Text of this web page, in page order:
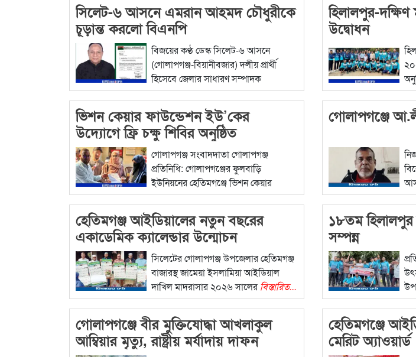
সিলেট-৬ আসনে এমরান আহমদ চৌধুরীকে
চূড়ান্ত করলো বিএনপি
বিজয়ের কণ্ঠ ডেস্ক সিলেট-৬ আসনে
(গোলাপগঞ্জ-বিয়ানীবজার) দলীয় প্রার্থী
হিসেবে জেলার সাধারণ সম্পাদক
বিস্তারিত...
হিলালপুর-দক্ষিণ
উদ্বোধন
ভিশন কেয়ার ফাউন্ডেশন ইউ’কের
উদ্যোগে ফ্রি চক্ষু শিবির অনুষ্ঠিত
গোলাপগঞ্জ সংবাদদাতা গোলাপগঞ্জ
প্রতিনিধি: গোলাপগঞ্জের ফুলবাড়ি
ইউনিয়নের হেতিমগঞ্জে ভিশন কেয়ার
ফাউন্ডেশন ইউ’কেরবিস্তারিত...
গোলাপগঞ্জে
হেতিমগঞ্জ আইডিয়ালের নতুন বছরের
একাডেমিক ক্যালেন্ডার উন্মোচন
সিলেটের গোলাপগঞ্জ উপজেলার হেতিমগঞ্জ
বাজারস্থ জামেয়া ইসলামিয়া আইডিয়াল
দাখিল মাদরাসার ২০২৬ সালেরবিস্তারিত...
১৮তম হিলালপুর
সম্পন্ন
গোলাপগঞ্জে বীর মুক্তিযোদ্ধা আখলাকুল
আম্বিয়ার মৃত্যু, রাষ্ট্রীয় মর্যাদায় দাফন
হেতিমগঞ্জে
মেরিট অ্যাওয়ার্ড